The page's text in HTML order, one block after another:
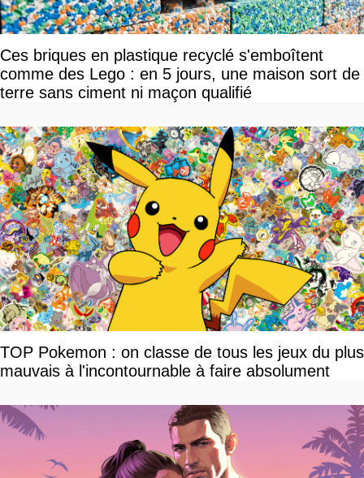
Ces briques en plastique recyclé s'emboîtent
comme des Lego : en 5 jours, une maison sort de
terre sans ciment ni maçon qualifié
TOP Pokemon : on classe de tous les jeux du plus
mauvais à l'incontournable à faire absolument